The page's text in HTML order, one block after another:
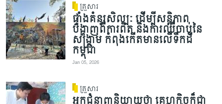
គ្រួសារ
ផ្ទាំងគំនូរសិល្បៈ ដើម្បីសន្តិភាព
បង្ហាញពីការពិត និងការឈឺចាប់នៃ
សង្គ្រាម កំពុងកើតមានលើទឹកដី
កម្ពុជា
Jan 05, 2026
គ្រួសារ